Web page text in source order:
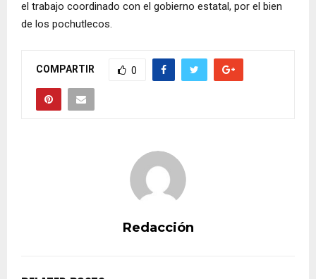
el trabajo coordinado con el gobierno estatal, por el bien
de los pochutlecos.
COMPARTIR 0
Redacción